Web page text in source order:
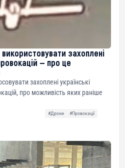
захоплені
— про це
захоплені українські
про можливість яких раніше
#Дрони
#Провокації